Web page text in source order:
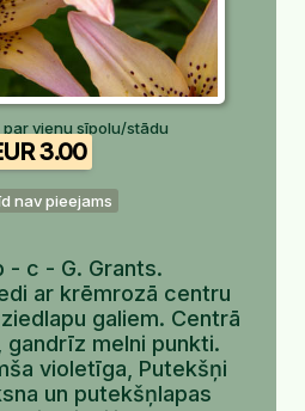
par vienu sīpolu/stādu
3.00
nav pieejams
- c - G. Grants.
ar krēmrozā centru
galiem. Centrā
melni punkti.
violetīga, Putekšņi
un putekšņlapas